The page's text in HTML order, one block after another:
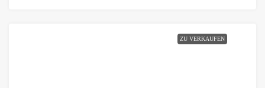
ZU VERKAUFEN